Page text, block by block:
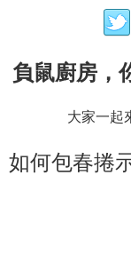
負鼠廚房，
大家一起
如何包春捲